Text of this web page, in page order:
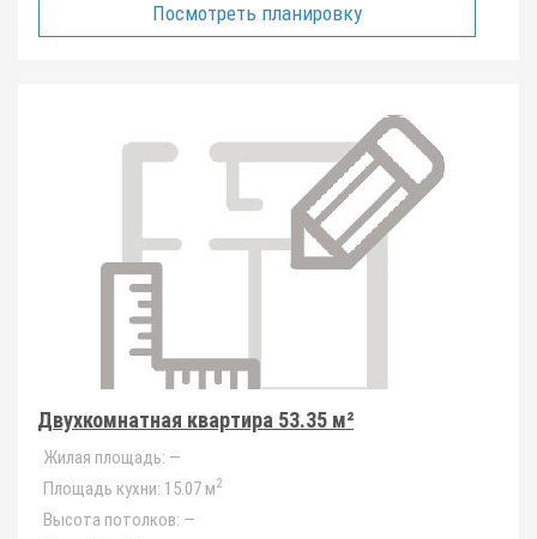
Посмотреть планировку
Двухкомнатная квартира 53.35 м²
Жилая площадь: —
Площадь кухни: 15.07 м2
Высота потолков: —